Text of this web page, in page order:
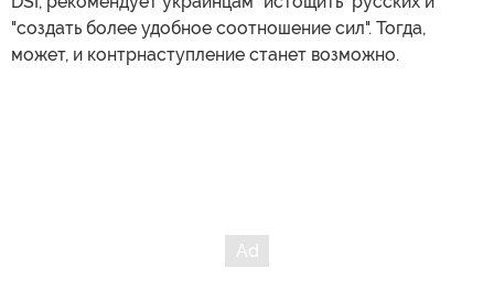
"создать более удобное соотношение сил". Тогда,
может, и контрнаступление станет возможно.